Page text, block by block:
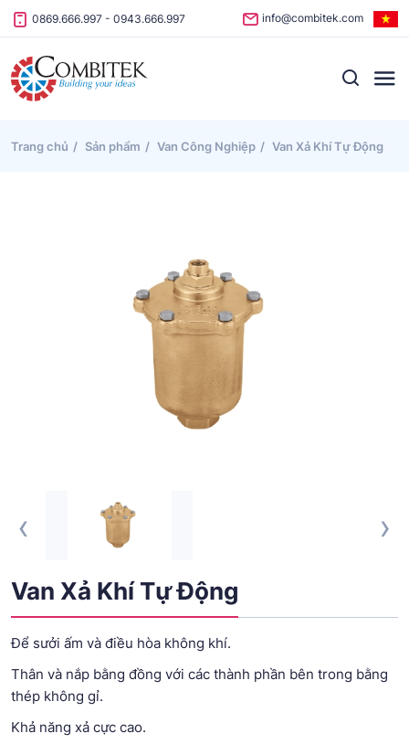
Skip to content
0869.666.997 - 0943.666.997 info@combitek.com
Trang chủ Sản phẩm Van Công Nghiệp Van Xả Khí Tự Động
‹ ›
Van Xả Khí Tự Động
Để sưởi ấm và điều hòa không khí.
Thân và nắp bằng đồng với các thành phần bên trong bằng
thép không gỉ.
Khả năng xả cực cao.